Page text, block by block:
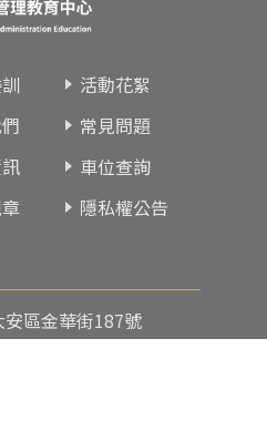
活動花絮
常見問題
車位查詢
隱私權公告
區金華街187號